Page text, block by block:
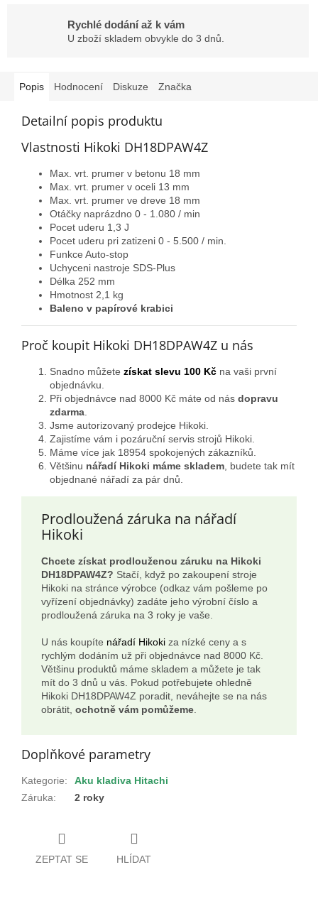
Rychlé dodání až k vám
U zboží skladem obvykle do 3 dnů.
Popis Hodnocení Diskuze Značka
Detailní popis produktu
Vlastnosti Hikoki DH18DPAW4Z
Max. vrt. prumer v betonu 18 mm
Max. vrt. prumer v oceli 13 mm
Max. vrt. prumer ve dreve 18 mm
Otáčky naprázdno 0 - 1.080 / min
Pocet uderu 1,3 J
Pocet uderu pri zatizeni 0 - 5.500 / min.
Funkce Auto-stop
Uchyceni nastroje SDS-Plus
Délka 252 mm
Hmotnost 2,1 kg
Baleno v papírové krabici
Proč koupit Hikoki DH18DPAW4Z u nás
Snadno můžete získat slevu 100 Kč na vaši první
objednávku.
Při objednávce nad 8000 Kč máte od nás dopravu
zdarma
Jsme autorizovaný prodejce Hikoki.
Zajistíme vám i pozáruční servis strojů Hikoki.
Máme více jak 18954 spokojených zákazníků.
Většinu nářadí Hikoki máme skladem , budete tak mít
objednané nářadí za pár dnů.
Prodloužená záruka na nářadí
Hikoki
Chcete získat prodlouženou záruku na Hikoki
DH18DPAW4Z? Stačí, když po zakoupení stroje
Hikoki na stránce výrobce (odkaz vám pošleme po
vyřízení objednávky) zadáte jeho výrobní číslo a
prodloužená záruka na 3 roky je vaše.
U nás koupíte nářadí Hikoki za nízké ceny a s
rychlým dodáním už při objednávce nad 8000 Kč.
Většinu produktů máme skladem a můžete je tak
mít do 3 dnů u vás. Pokud potřebujete ohledně
Hikoki DH18DPAW4Z poradit, neváhejte se na nás
obrátit, ochotně vám pomůžeme
Doplňkové parametry
Kategorie:
Aku kladiva Hitachi
Záruka: 2 roky
ZEPTAT SE HLÍDAT